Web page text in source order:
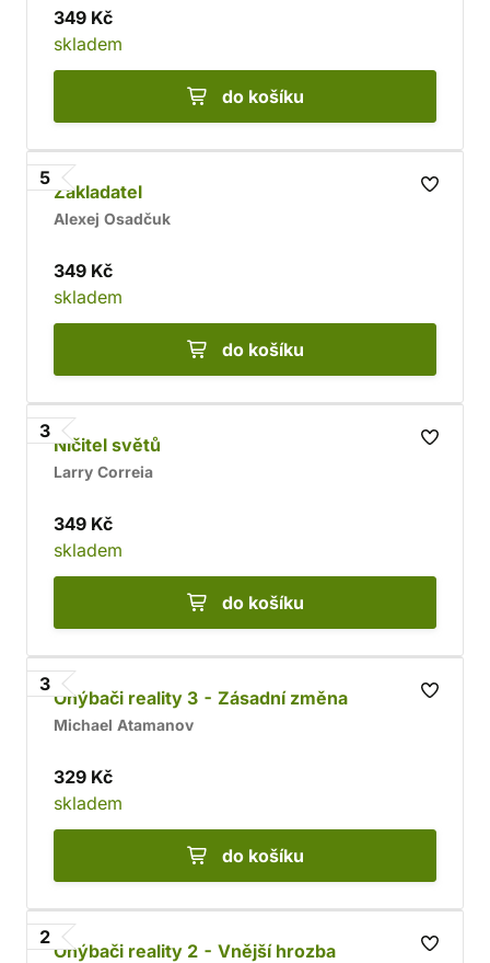
349 Kč
skladem
do košíku
5
Zakladatel
Alexej Osadčuk
349 Kč
skladem
do košíku
3
Ničitel světů
Larry Correia
349 Kč
skladem
do košíku
3
Ohýbači reality 3 - Zásadní změna
Michael Atamanov
329 Kč
skladem
do košíku
2
Ohýbači reality 2 - Vnější hrozba